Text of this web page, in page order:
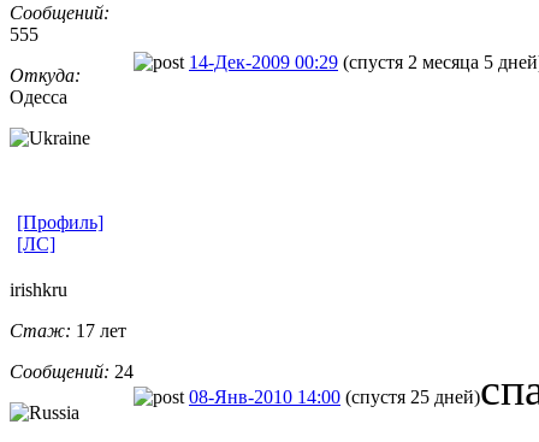
Сообщений:
555
Откуда:
Одесса
14-Дек-2009 00:29 (спустя 2 месяца 5
[Профиль]
[ЛС]
irishkru
Стаж: 17 лет
Сообщений: 24
08-Янв-2010 14:00 (спустя 25 дней)